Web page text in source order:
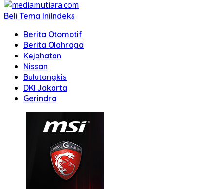
Beli Tema IniIndeks
Berita Otomotif
Berita Olahraga
Kejahatan
Nissan
Bulutangkis
DKI Jakarta
Gerindra